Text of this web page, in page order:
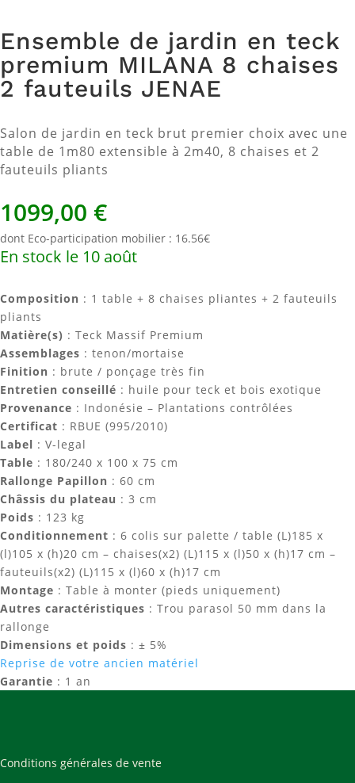
Ensemble de jardin en teck
premium MILANA 8 chaises
2 fauteuils JENAE
Salon de jardin en teck brut premier choix avec une
table de 1m80 extensible à 2m40, 8 chaises et 2
fauteuils pliants
1099,00 €
dont Eco-participation mobilier : 16.56€
En stock le 10 août
Composition : 1 table + 8 chaises pliantes + 2 fauteuils
pliants
Matière(s) : Teck Massif Premium
Assemblages : tenon/mortaise
Finition : brute / ponçage très fin
Entretien conseillé : huile pour teck et bois exotique
Provenance : Indonésie – Plantations contrôlées
Certificat : RBUE (995/2010)
Label : V-legal
Table : 180/240 x 100 x 75 cm
Rallonge Papillon : 60 cm
Châssis du plateau : 3 cm
Poids : 123 kg
Conditionnement : 6 colis sur palette / table (L)185 x
(l)105 x (h)20 cm – chaises(x2) (L)115 x (l)50 x (h)17 cm –
fauteuils(x2) (L)115 x (l)60 x (h)17 cm
Montage : Table à monter (pieds uniquement)
Autres caractéristiques : Trou parasol 50 mm dans la
rallonge
Dimensions et poids : ± 5%
Reprise de votre ancien matériel
Garantie : 1 an
Conditions générales de vente